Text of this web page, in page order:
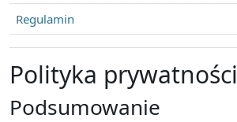
Regulamin
Polityka prywatności
Podsumowanie